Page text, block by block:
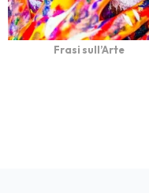
Frasi sull’Arte